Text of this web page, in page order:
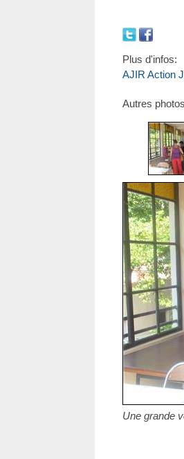
Plus d'infos:
AJIR Action
Autres
Une grande